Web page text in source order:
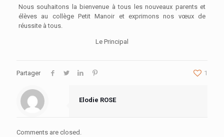
Nous souhaitons la bienvenue à tous les nouveaux parents et
élèves au collège Petit Manoir et exprimons nos vœux de
réussite à tous.
Le Principal
Partager 1
Elodie ROSE
Comments are closed.